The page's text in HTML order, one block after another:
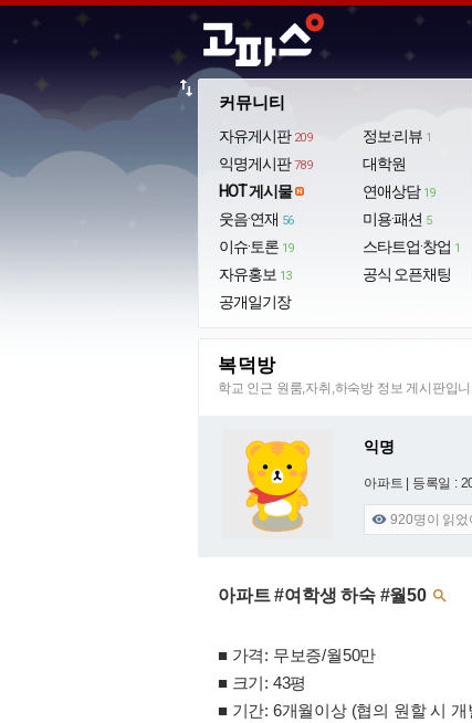
커뮤니티
자유게시판 209
익명게시판 789
HOT 게시물
웃음·연재 56
이슈·토론 19
자유홍보 13
공개일기장
정보·리뷰 1
대학원
연애상담 19
미용·패션 5
스타트업·창업 1
공식 오픈채팅
import_export
복덕방
학교 인근 원룸,자취,하숙방 정보 게시판입
익명
아파트 | 등록일 :
 920명이 읽었
아파트 #여학생 하숙 #월50 
■ 가격: 무보증/월50만
■ 크기: 43평
■ 기간: 6개월이상 (협의 원할 시 개